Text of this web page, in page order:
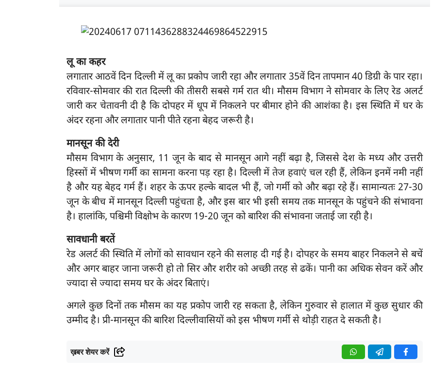
लू का कहर
लगातार आठवें दिन दिल्ली में लू का प्रकोप जारी रहा और लगातार 35वें दिन तापमान 40 डिग्री के पार रहा।
रविवार-सोमवार की रात दिल्ली की तीसरी सबसे गर्म रात थी। मौसम विभाग ने सोमवार के लिए रेड अलर्ट
जारी कर चेतावनी दी है कि दोपहर में धूप में निकलने पर बीमार होने की आशंका है। इस स्थिति में घर के
अंदर रहना और लगातार पानी पीते रहना बेहद जरूरी है।
मानसून की देरी
मौसम विभाग के अनुसार, 11 जून के बाद से मानसून आगे नहीं बढ़ा है, जिससे देश के मध्य और उत्तरी
हिस्सों में भीषण गर्मी का सामना करना पड़ रहा है। दिल्ली में तेज हवाएं चल रही हैं, लेकिन इनमें नमी नहीं
है और यह बेहद गर्म हैं। शहर के ऊपर हल्के बादल भी हैं, जो गर्मी को और बढ़ा रहे हैं। सामान्यतः 27-30
जून के बीच में मानसून दिल्ली पहुंचता है, और इस बार भी इसी समय तक मानसून के पहुंचने की संभावना
है। हालांकि, पश्चिमी विक्षोभ के कारण 19-20 जून को बारिश की संभावना जताई जा रही है।
सावधानी बरतें
रेड अलर्ट की स्थिति में लोगों को सावधान रहने की सलाह दी गई है। दोपहर के समय बाहर निकलने से बचें
और अगर बाहर जाना जरूरी हो तो सिर और शरीर को अच्छी तरह से ढकें। पानी का अधिक सेवन करें और
ज्यादा से ज्यादा समय घर के अंदर बिताएं।
अगले कुछ दिनों तक मौसम का यह प्रकोप जारी रह सकता है, लेकिन गुरुवार से हालात में कुछ सुधार की
उम्मीद है। प्री-मानसून की बारिश दिल्लीवासियों को इस भीषण गर्मी से थोड़ी राहत दे सकती है।
ख़बर शेयर करें